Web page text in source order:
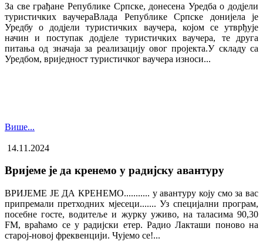
За све грађане Републике Српске, донесена Уредба о додјели
туристичких ваучера​Влада Републике Српске донијела је
Уредбу о додјели туристичких ваучера, којом се утврђује
начин и поступак додјеле туристичких ваучера, те друга
питања од значаја за реализацију овог пројекта.У складу са
Уредбом, вриједност туристичког ваучера износи...
Више...
14.11.2024
Вријеме је да кренемо у радијску авантуру
ВРИЈЕМЕ ЈЕ ДА КРЕНЕМО........... у авантуру коју смо за вас
припремали претходних мјесеци....... Уз специјални програм,
посебне госте, водитеље и журку уживо, на таласима 90,30
FM, враћамо се у радијски етер. Радио Лакташи поново на
старој-новој фреквенцији. Чујемо се!...